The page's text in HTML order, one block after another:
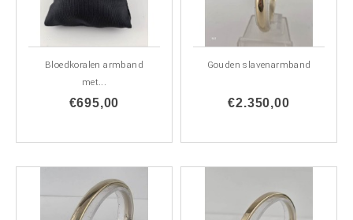
Bloedkoralen armband
met...
€695,00
Gouden slavenarmband
€2.350,00